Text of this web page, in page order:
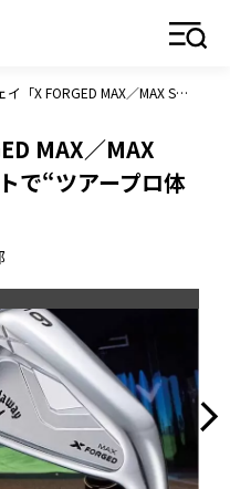
キャロウェイ「X FORGED MAX／MAX STAR」発売記念イベントで“ツアープロ体験”してみない？
MAX／MAX
で“ツアープロ体